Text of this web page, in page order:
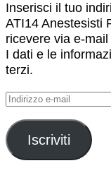
Inserisci il tuo
ATI14 Anestesisti
ricevere via e-
I dati e le
terzi.
Indirizzo
mail
Iscriviti